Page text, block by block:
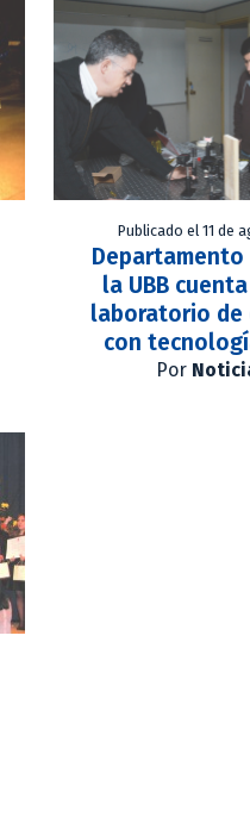
Publicado el 11 de
Departamento
la UBB
laboratorio de
con
Por